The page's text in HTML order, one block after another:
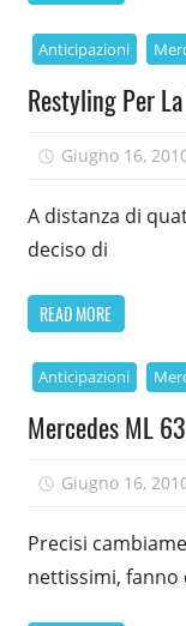
Anticipazioni
Restyling Per
Giugno 16,
A distanza di
deciso di
READ MORE
Anticipazioni
Mercedes ML
Giugno 16,
Precisi
nettissimi, fanno